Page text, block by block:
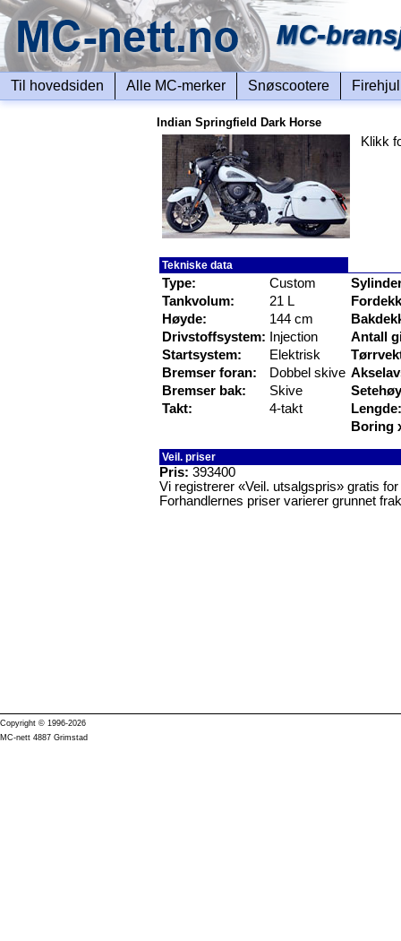
Til hovedsiden Alle MC-merker Snøscootere
Indian Springfield Dark Horse
Klikk
Tekniske data
Type:
Custom
Tankvolum:
21 L
Høyde:
144 cm
Drivstoffsystem:
Injection
Startsystem:
Elektrisk
Bremser foran:
Dobbel skive
Bremser bak:
Skive
Takt:
4-takt
Antall
Lengde:
Boring
Veil. priser
Pris: 393400
Vi registrerer «Veil. utsalgspris» gratis
Forhandlernes priser varierer grunnet
Copyright © 1996-2026
MC-nett 4887 Grimstad